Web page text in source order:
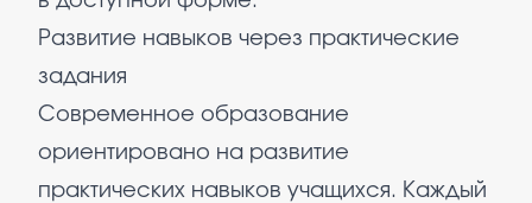
Развитие навыков через практические
задания
Современное образование
ориентировано на развитие
практических навыков учащихся. Каждый